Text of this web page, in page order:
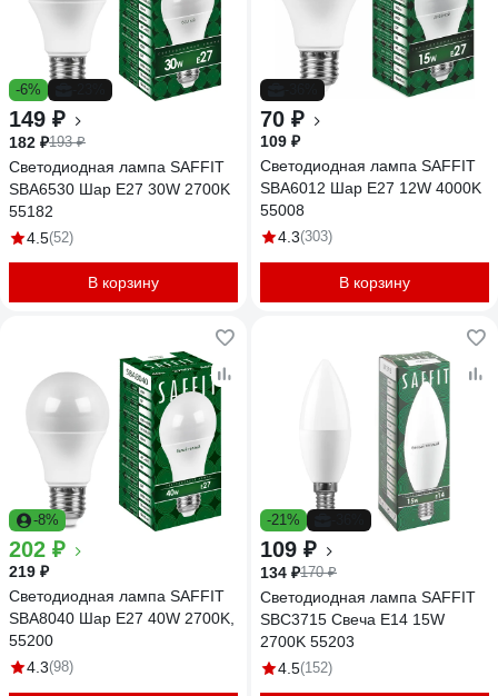
-6%
149 ₽
182 ₽193 ₽
Светодиодная лампа SAFFIT
SBA6530 Шар E27 30W 2700K
55182
4.5(52)
В корзину
70 ₽
109 ₽
Светодиодная лампа SAFFIT
SBA6012 Шар E27 12W 4000K
55008
4.3(303)
В корзину
-8%
202 ₽
219 ₽
Светодиодная лампа SAFFIT
SBA8040 Шар E27 40W 2700K,
55200
4.3(98)
-21%
109 ₽
134 ₽170 ₽
Светодиодная лампа SAFFIT
SBC3715 Свеча E14 15W
2700K 55203
4.5(152)